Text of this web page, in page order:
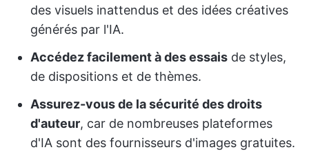
des visuels inattendus et des idées créatives
générés par l'IA.
Accédez facilement à des essais de styles,
de dispositions et de thèmes.
Assurez-vous de la sécurité des droits
d'auteur, car de nombreuses plateformes
d'IA sont des fournisseurs d'images gratuites.